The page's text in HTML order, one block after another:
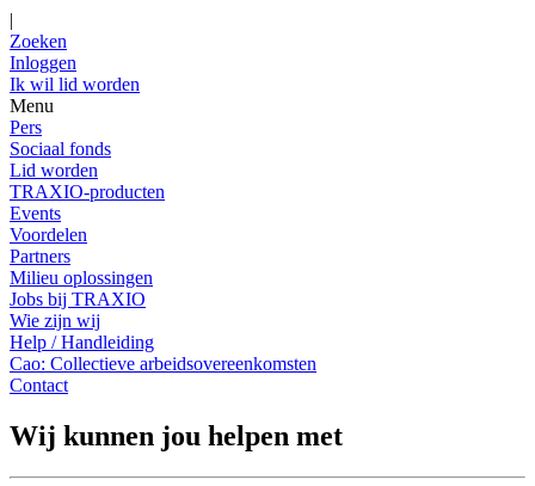
|
Zoeken
Inloggen
Ik wil lid worden
Menu
Pers
Sociaal fonds
Lid worden
TRAXIO-producten
Events
Voordelen
Partners
Milieu oplossingen
Jobs bij TRAXIO
Wie zijn wij
Help / Handleiding
Cao: Collectieve arbeidsovereenkomsten
Contact
Wij kunnen jou helpen met